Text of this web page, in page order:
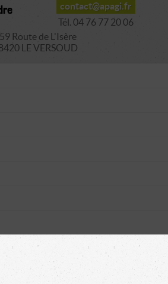
contact@apagi.fr
Tél. 04 76 77 20 06
Route de L'Isère
LE VERSOUD